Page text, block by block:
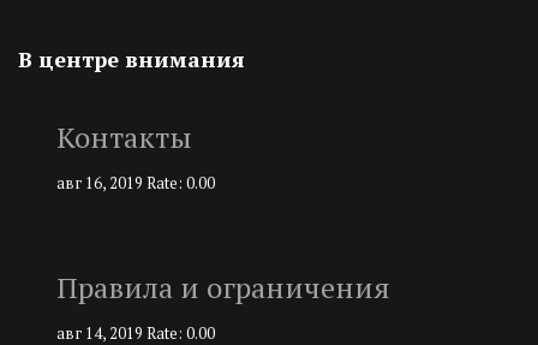
В центре внимания
Контакты
авг 16, 2019 Rate: 0.00
Правила и ограничения
авг 14, 2019 Rate: 0.00